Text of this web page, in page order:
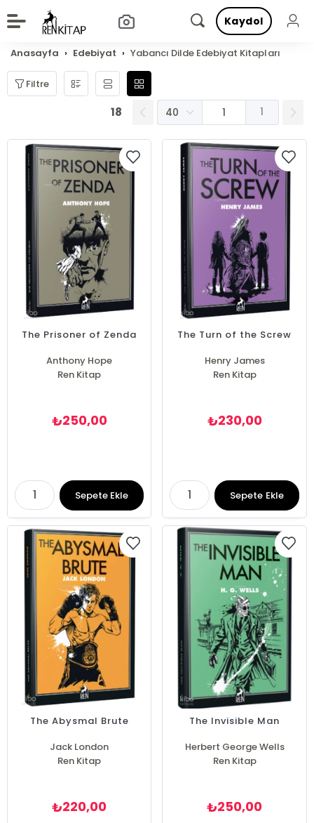
Kaydol
Anasayfa Edebiyat Yabancı Dilde Edebiyat Kitapları
Filtre
18 1
The Prisoner of Zenda
Anthony Hope
Ren Kitap
₺250,00
Sepete Ekle
The Turn of the Screw
Henry James
Ren Kitap
₺230,00
Sepete Ekle
The Abysmal Brute
Jack London
Ren Kitap
₺220,00
The Invisible Man
Herbert George Wells
Ren Kitap
₺250,00